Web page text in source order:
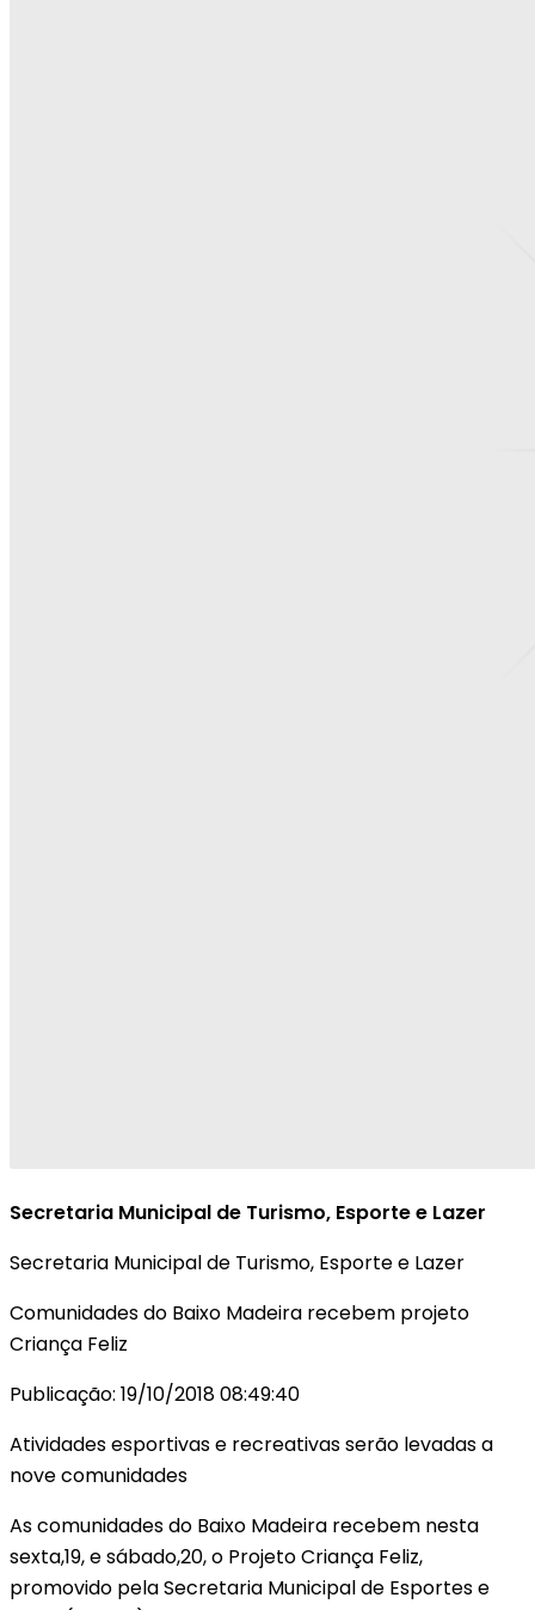
Secretaria Municipal de Turismo, Esporte e Lazer
Secretaria Municipal de Turismo, Esporte e Lazer
Comunidades do Baixo Madeira recebem projeto
Criança Feliz
Publicação: 19/10/2018 08:49:40
Atividades esportivas e recreativas serão levadas a
nove comunidades
As comunidades do Baixo Madeira recebem nesta
sexta,19, e sábado,20, o Projeto Criança Feliz,
promovido pela Secretaria Municipal de Esportes e